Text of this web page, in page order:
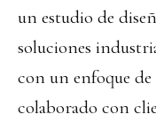
un estudio de
soluciones
con un enfoque
colaborado con